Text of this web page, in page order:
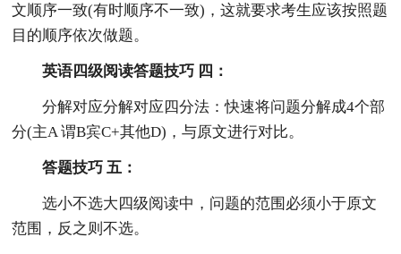
文顺序一致(有时顺序不一致)，这就要求考生应该按照题
目的顺序依次做题。
英语四级阅读答题技巧 四：
分解对应分解对应四分法：快速将问题分解成4个部
分(主A 谓B宾C+其他D)，与原文进行对比。
答题技巧 五：
选小不选大四级阅读中，问题的范围必须小于原文
范围，反之则不选。